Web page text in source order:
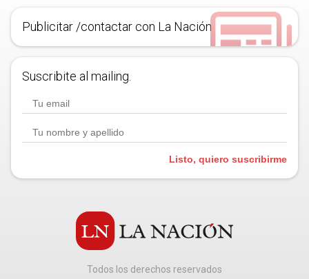
Publicitar /contactar con La Nación
Suscribite al mailing.
Listo, quiero suscribirme
Todos los derechos reservados